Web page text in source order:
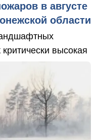
в августе
области
высокая